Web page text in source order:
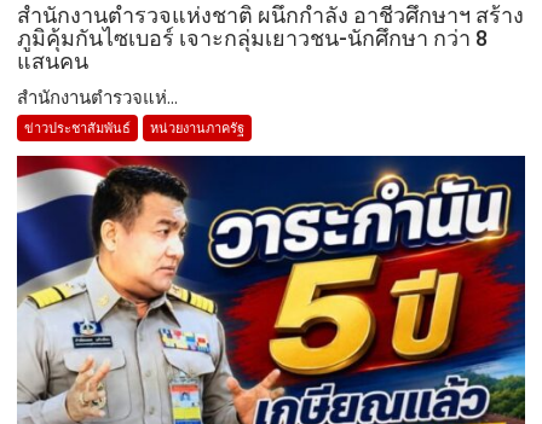
สำนักงานตำรวจแห่งชาติ ผนึกกำลัง อาชีวศึกษาฯ สร้าง
ภูมิคุ้มกันไซเบอร์ เจาะกลุ่มเยาวชน-นักศึกษา กว่า 8
แสนคน
สำนักงานตำรวจแห่...
ข่าวประชาสัมพันธ์ หน่วยงานภาครัฐ